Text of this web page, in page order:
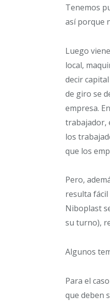
Tenemos
así porque
Luego
local,
decir
de giro se
empresa.
trabajador,
los
que los
Pero,
resulta fácil
Niboplast
su turno),
Algunos
Para el
que deben